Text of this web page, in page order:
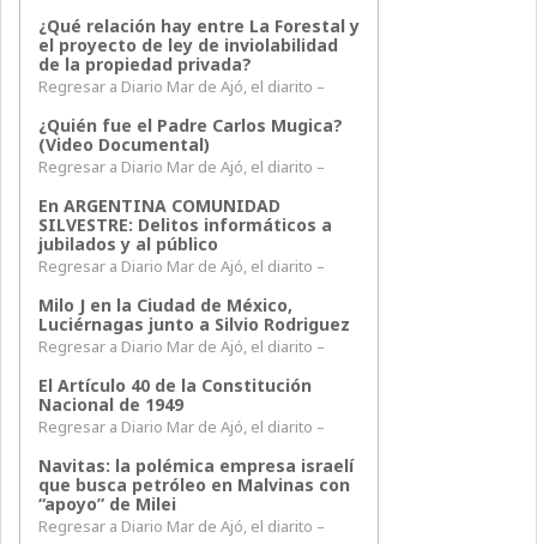
¿Qué relación hay entre La Forestal y
el proyecto de ley de inviolabilidad
de la propiedad privada?
Regresar a Diario Mar de Ajó, el diarito –
¿Quién fue el Padre Carlos Mugica?
(Video Documental)
Regresar a Diario Mar de Ajó, el diarito –
En ARGENTINA COMUNIDAD
SILVESTRE: Delitos informáticos a
jubilados y al público
Regresar a Diario Mar de Ajó, el diarito –
Milo J en la Ciudad de México,
Luciérnagas junto a Silvio Rodriguez
Regresar a Diario Mar de Ajó, el diarito –
El Artículo 40 de la Constitución
Nacional de 1949
Regresar a Diario Mar de Ajó, el diarito –
Navitas: la polémica empresa israelí
que busca petróleo en Malvinas con
“apoyo” de Milei
Regresar a Diario Mar de Ajó, el diarito –